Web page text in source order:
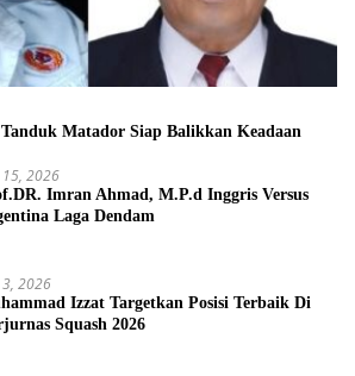
Matador Siap Balikkan Keadaan
15, 2026
Imran Ahmad, M.P.d Inggris Versus
Laga Dendam
3, 2026
Izzat Targetkan Posisi Terbaik Di
Squash 2026